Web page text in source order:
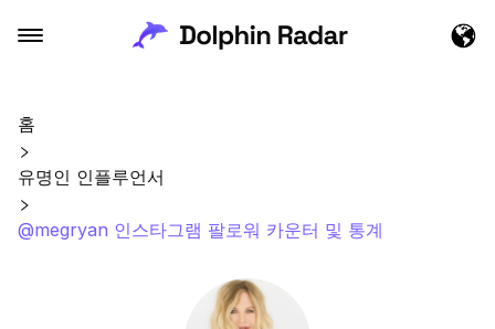
홈
유명인 인플루언서
@megryan 인스타그램 팔로워 카운터 및 통계